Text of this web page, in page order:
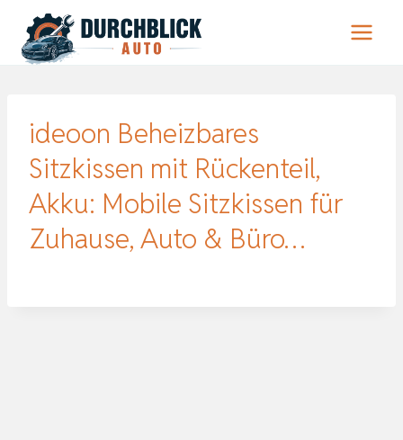
Inhalt
springen
ideoon Beheizbares
Sitzkissen mit Rückenteil,
Akku: Mobile Sitzkissen für
Zuhause, Auto & Büro…